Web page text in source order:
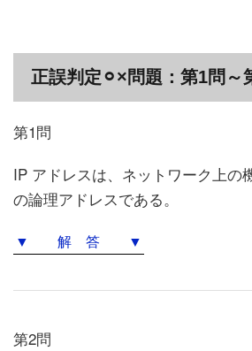
正誤判定⚪︎×問題：第1問～
第1問
IP アドレスは、ネットワーク上の
の論理アドレスである。
▼ 解 答 ▼
第2問